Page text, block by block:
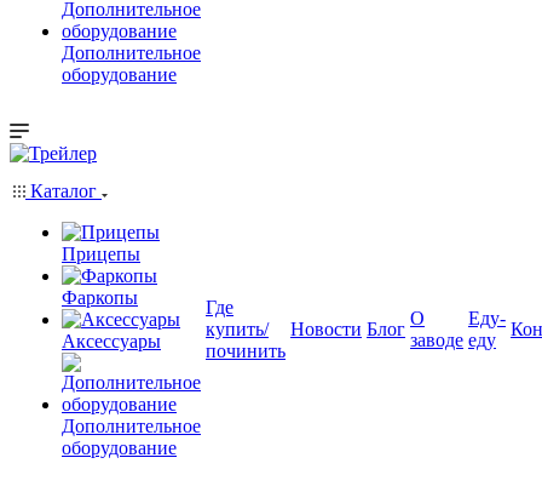
Дополнительное
оборудование
Каталог
Прицепы
Фаркопы
Аксессуары
Дополнительное
оборудование
Где
купить/
починить
Новости Блог
О
заводе
Еду-
еду